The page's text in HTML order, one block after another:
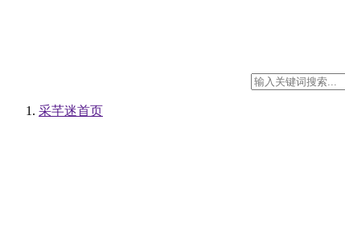
采芊迷首页